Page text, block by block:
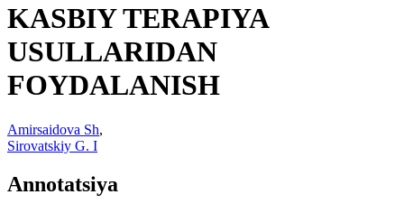
KASBIY TERAPIYA
USULLARIDAN
FOYDALANISH
Amirsaidova Sh,
Sirovatskiy G. I
Annotatsiya